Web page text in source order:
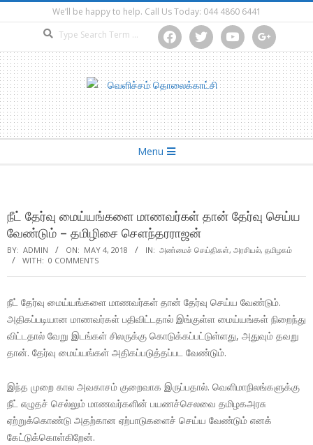
to
We’ll be happy to help. Call Us Today: 044 4860 6441
facebooktwitter youtube google
Menu
நீட் தேர்வு மைய்யங்களை மாணவர்கள் தான் தேர்வு செய்ய
வேண்டும் – தமிழிசை சௌந்தரராஜன்
BY: ADMIN ON: MAY 4, 2018 IN: அண்மைச் செய்திகள், அரசியல், தமிழகம்
WITH: 0 COMMENTS
நீட் தேர்வு மைய்யங்களை மாணவர்கள் தான் தேர்வு செய்ய வேண்டும்.
அதிகப்படியான மாணவர்கள் பதிவிட்டதால் இங்குள்ள மைய்யங்கள் நிறைந்து
விட்டதால் வேறு இடங்கள் சிலருக்கு கொடுக்கப்பட்டுள்ளது, அதுவும் தவறு
தான். தேர்வு மைய்யங்கள் அதிகப்படுத்தப்பட வேண்டும்.
இந்த முறை கால அவகாசம் குறைவாக இருப்பதால். வெளிமாநிலங்களுக்கு
நீட் எழுதச் செல்லும் மாணவர்களின் பயணச்செலவை தமிழகஅரசு
ஏற்றுக்கொண்டு அதற்கான ஏற்பாடுகளைச் செய்ய வேண்டும் எனக்
கேட்டுக்கொள்கிறேன்.